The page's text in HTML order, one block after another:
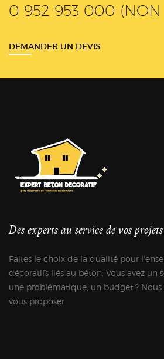
0 952 953 000 (NON
DEMANDER UN DEVIS
Des experts au service de vos projets
Faites le choix de la qualité pour
décoratifs liés au béton. Vous avez un
une problématique, un budget ? Nous
vous proposer